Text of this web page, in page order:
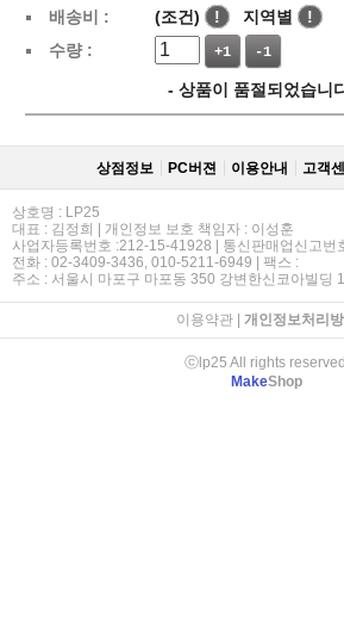
배송비 : (조건) ! 지역별
!
수량 :
+1 -1
- 상품이 품절되었습니
상점정보 PC버젼 이용안내 고객
상호명 : LP25
대표 : 김정희 | 개인정보 보호 책임자 : 이성훈
사업자등록번호 :212-15-41928 | 통신판매업신고번
전화 : 02-3409-3436, 010-5211-6949 | 팩스 :
주소 : 서울시 마포구 마포동 350 강변한신코아빌딩
이용약관| 개인정보처리
ⓒlp25 All rights reserved.
MakeShop